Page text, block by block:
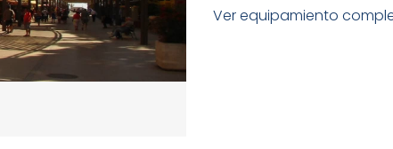
Ver equipamiento